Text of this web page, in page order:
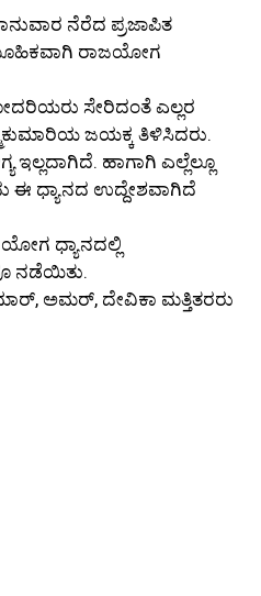
ನೆರೆದ ಪ್ರಜಾಪಿತ
ರಾಜಯೋಗ
ಸೇರಿದಂತೆ ಎಲ್ಲರ
ಜಯಕ್ಕ ತಿಳಿಸಿದರು.
ಇಲ್ಲದಾಗಿದೆ. ಹಾಗಾಗಿ ಎಲ್ಲೆಲ್ಲೂ
ಧ್ಯಾನದ ಉದ್ದೇಶವಾಗಿದೆ
ಧ್ಯಾನದಲ್ಲಿ
ನಡೆಯಿತು.
ಅಮರ್, ದೇವಿಕಾ ಮತ್ತಿತರರು